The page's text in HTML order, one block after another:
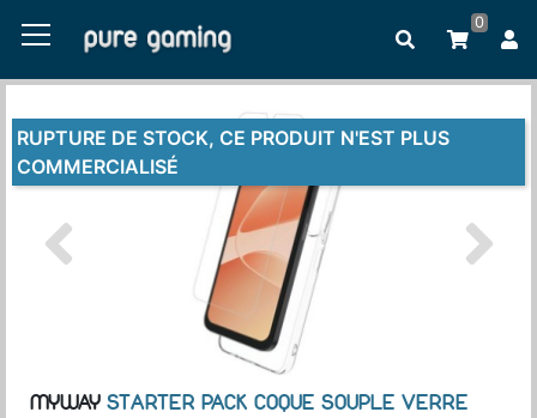
0
RUPTURE DE STOCK, CE PRODUIT N'EST PLUS
COMMERCIALISÉ
MYWAY STARTER PACK COQUE SOUPLE VERRE